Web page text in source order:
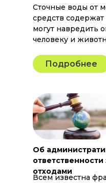
Сточные воды от
средств
могут навредить
человеку и
Подробнее
Об
отходами
Всем известна